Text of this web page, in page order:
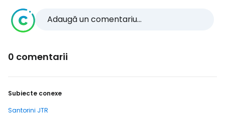
Adaugă un comentariu...
0 comentarii
Subiecte conexe
Santorini JTR